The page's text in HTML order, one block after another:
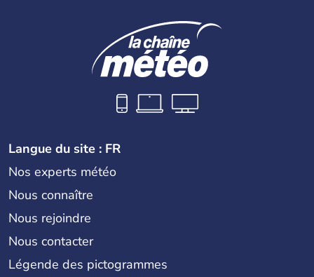
Langue du site : FR
Nos experts météo
Nous connaître
Nous rejoindre
Nous contacter
Légende des pictogrammes